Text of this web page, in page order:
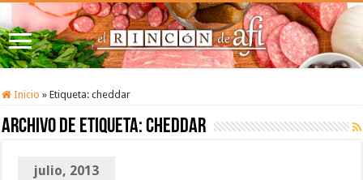
Inicio » Etiqueta:cheddar
Archivo de etiqueta:cheddar
julio, 2013